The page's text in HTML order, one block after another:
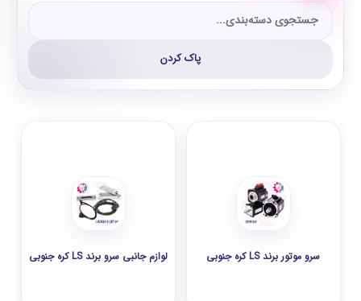
پاک کردن
سرو موتور برند LS کره جنوبی لوازم جانبی سرو برند LS کره جنوبی